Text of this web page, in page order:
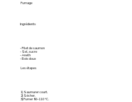
Fumage
Ingrédients
- Filet de saumon
- Sel, sucre
- Aneth
- Bois doux
Les étapes
1) Saumurer court.
2) Sécher.
3) Fumer 90–110 °C.